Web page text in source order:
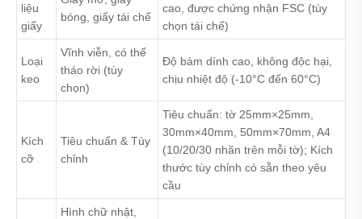
liệu
giấy
bóng, giấy tái chế
cao, được chứng nhận FSC (tùy
chọn tái chế)
Loại
keo
Vĩnh viễn, có thể
tháo rời (tùy
chọn)
Độ bám dính cao, không độc hại,
chịu nhiệt độ (-10°C đến 60°C)
Kích
cỡ
Tiêu chuẩn & Tùy
chỉnh
Tiêu chuẩn: tờ 25mm×25mm,
30mm×40mm, 50mm×70mm, A4
(10/20/30 nhãn trên mỗi tờ); Kích
thước tùy chỉnh có sẵn theo yêu
cầu
Hình chữ nhật,